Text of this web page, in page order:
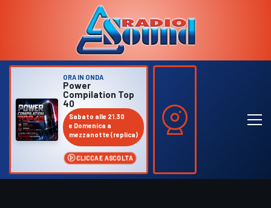
ORA IN ONDA
Power
Compilation Top
40
Sabato alle 21.30
e Domenica a
mezzanotte (replica)
CLICCA E ASCOLTA